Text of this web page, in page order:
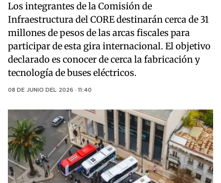
Los integrantes de la Comisión de
Infraestructura del CORE destinarán cerca de 31
millones de pesos de las arcas fiscales para
participar de esta gira internacional. El objetivo
declarado es conocer de cerca la fabricación y
tecnología de buses eléctricos.
08 DE JUNIO DEL 2026 · 11:40